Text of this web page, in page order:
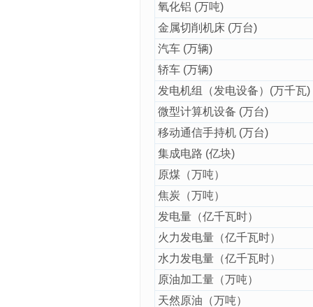
氧化铝 (万吨)
金属切削机床 (万台)
汽车 (万辆)
轿车 (万辆)
发电机组（发电设备）(万千瓦)
微型计算机设备 (万台)
移动通信手持机 (万台)
集成电路 (亿块)
原煤（万吨）
焦炭（万吨）
发电量（亿千瓦时）
火力发电量（亿千瓦时）
水力发电量（亿千瓦时）
原油加工量（万吨）
天然原油（万吨）